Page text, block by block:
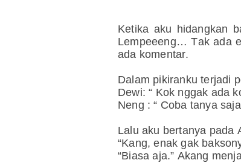
Ketika aku hidangkan
Lempeeeng… Tak ada
ada komentar.
Dalam pikiranku terjadi
Dewi: “ Kok nggak ada
Neng : “ Coba tanya
Lalu aku bertanya pada
“Kang, enak gak
“Biasa aja.” Akang